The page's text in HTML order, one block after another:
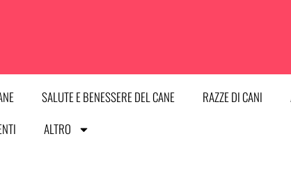
SALUTE E BENESSERE DEL CANE RAZZE DI CANI
ALTRO